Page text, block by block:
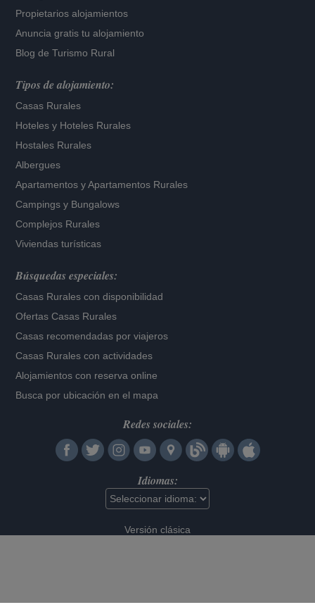
Propietarios alojamientos
Anuncia gratis tu alojamiento
Blog de Turismo Rural
Tipos de alojamiento:
Casas Rurales
Hoteles y Hoteles Rurales
Hostales Rurales
Albergues
Apartamentos yApartamentos Rurales
Campings y Bungalows
Complejos Rurales
Viviendas turísticas
Búsquedas especiales:
Casas Rurales con disponibilidad
Ofertas Casas Rurales
Casas recomendadas por viajeros
Casas Rurales con actividades
Alojamientos con reserva online
Busca por ubicación en el mapa
Redes sociales:
Idiomas:
Versión clásica